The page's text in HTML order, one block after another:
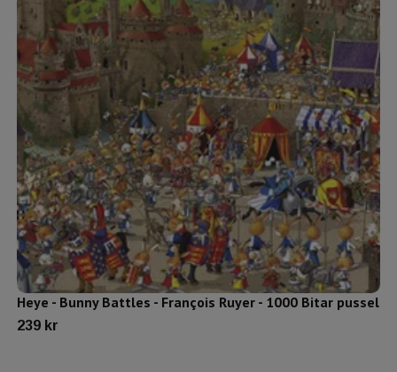
Heye - Bunny Battles - François Ruyer - 1000 Bitar pussel
239 kr